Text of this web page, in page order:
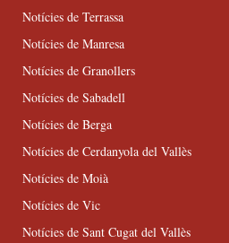
Notícies de Terrassa
Notícies de Manresa
Notícies de Granollers
Notícies de Sabadell
Notícies de Berga
Notícies de Cerdanyola del Vallès
Notícies de Moià
Notícies de Vic
Notícies de Sant Cugat del Vallès